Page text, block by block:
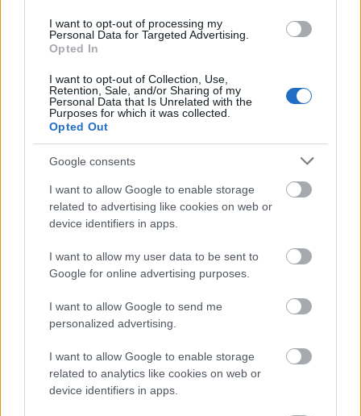
I want to opt-out of processing my
Personal Data for Targeted Advertising.
Opted In
I want to opt-out of Collection, Use,
Retention, Sale, and/or Sharing of my
Personal Data that Is Unrelated with the
Purposes for which it was collected.
Opted Out
Google consents
I want to allow Google to enable storage
related to advertising like cookies on web or
device identifiers in apps.
I want to allow my user data to be sent to
Google for online advertising purposes.
I want to allow Google to send me
personalized advertising.
I want to allow Google to enable storage
related to analytics like cookies on web or
device identifiers in apps.
csapadékvíz-elvezető rendszerek, az út- és külső elektromos
hálózat kiépítés a legújabb, logisztikai csarnok kiszolgálását
Látlelet a hazai víziközművekről?
Egyetlen, fél évszázados vezetéken
Épített öröksége megújításával is készül
Mohács a csata ötszázadik
évfordulójára
A tengerfenék alatt négy óriáskábellel
Franciaország villamosenergia-
hálózatát
Még több zöld, még több virág és új
játszótér Debrecen egyik legfontosabb
terén